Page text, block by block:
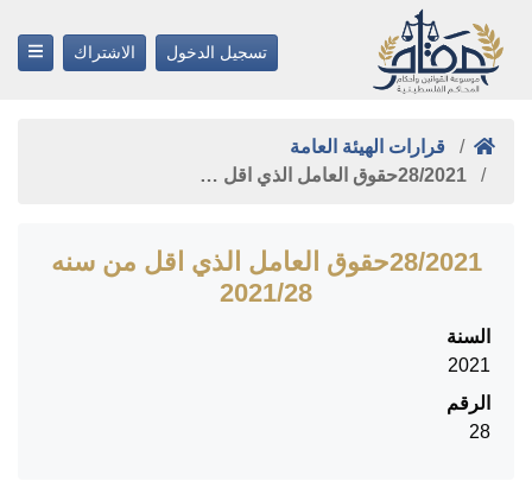
تسجيل الدخول الاشتراك
قرارات الهيئة العامة
28/2021حقوق العامل الذي اقل …
28/2021حقوق العامل الذي اقل من سنه
‎28‏/‎2021‏
السنة
2021
الرقم
28